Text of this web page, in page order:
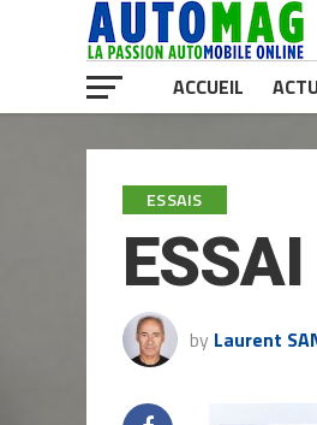
ACCUEIL
ESSAIS
by Laurent